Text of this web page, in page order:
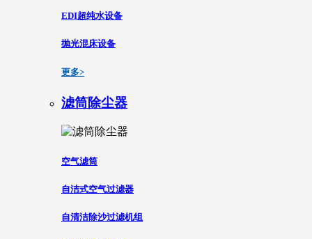
EDI超纯水设备
抛光混床设备
更多>
滤筒除尘器
空气滤筒
自洁式空气过滤器
自清洁除沙过滤机组